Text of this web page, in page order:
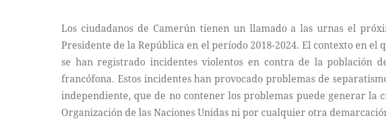
Los ciudadanos de Camerún tienen un llamado a las urnas el
Presidente de la República en el período 2018-2024. El contexto en
se han registrado incidentes violentos en contra de la población
francófona. Estos incidentes han provocado problemas de
independiente, que de no contener los problemas puede generar
Organización de las Naciones Unidas ni por cualquier otra